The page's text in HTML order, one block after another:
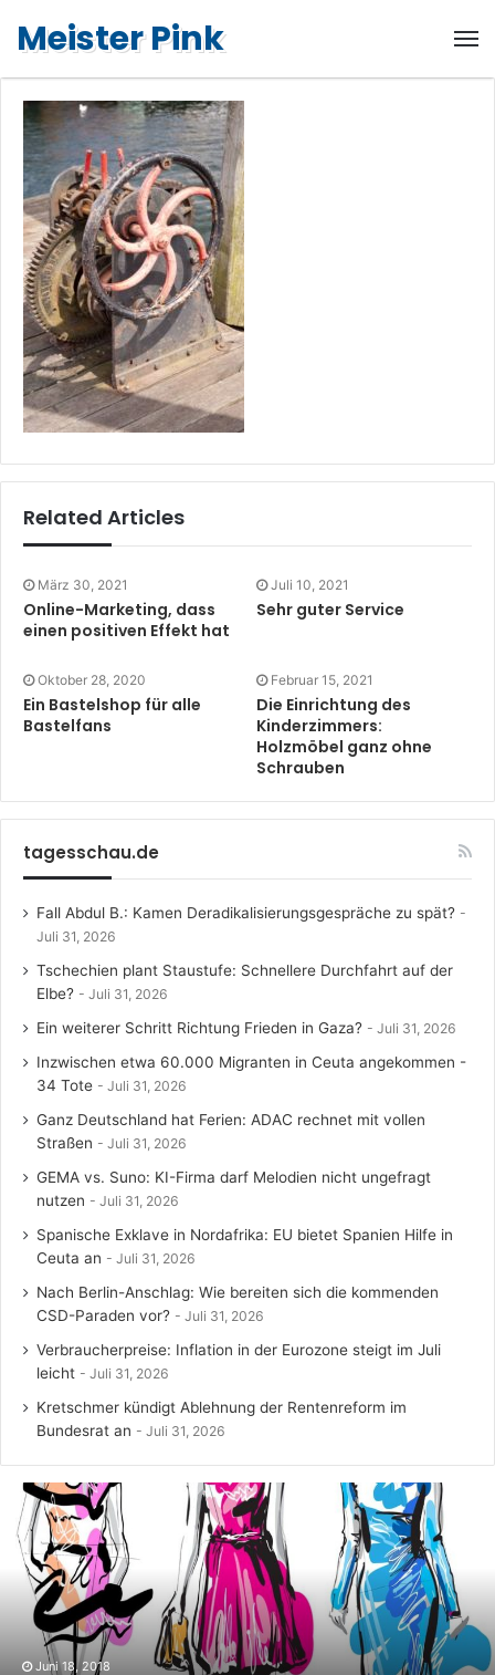
Meister Pink
Related Articles
März 30, 2021
Online-Marketing, dass
einen positiven Effekt hat
Juli 10, 2021
Sehr guter Service
Oktober 28, 2020
Ein Bastelshop für alle
Bastelfans
Februar 15, 2021
Die Einrichtung des
Kinderzimmers:
Holzmöbel ganz ohne
Schrauben
tagesschau.de
Fall Abdul B.: Kamen Deradikalisierungsgespräche zu spät?
Juli 31, 2026
Tschechien plant Staustufe: Schnellere Durchfahrt auf der
Elbe?
Juli 31, 2026
Ein weiterer Schritt Richtung Frieden in Gaza? Juli 31, 2026
Inzwischen etwa 60.000 Migranten in Ceuta angekommen -
34 Tote
Juli 31, 2026
Ganz Deutschland hat Ferien: ADAC rechnet mit vollen
Straßen
Juli 31, 2026
GEMA vs. Suno: KI-Firma darf Melodien nicht ungefragt
nutzen
Juli 31, 2026
Spanische Exklave in Nordafrika: EU bietet Spanien Hilfe in
Ceuta an
Juli 31, 2026
Nach Berlin-Anschlag: Wie bereiten sich die kommenden
CSD-Paraden vor?
Juli 31, 2026
Verbraucherpreise: Inflation in der Eurozone steigt im Juli
leicht
Juli 31, 2026
Kretschmer kündigt Ablehnung der Rentenreform im
Bundesrat an
Juli 31, 2026
Juni 18, 2018